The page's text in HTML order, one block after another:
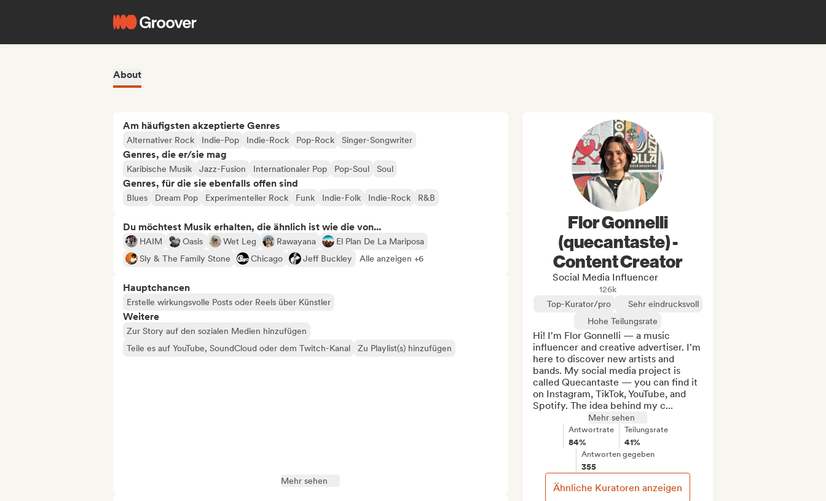
About
Am häufigsten akzeptierte Genres
Alternativer Rock Indie-Pop Indie-Rock Pop-Rock Singer-Songwriter
Genres, die er/sie mag
Karibische Musik Jazz-Fusion Internationaler Pop Pop-Soul Soul
Genres, für die sie ebenfalls offen sind
Blues Dream Pop Experimenteller Rock Funk Indie-Folk Indie-Rock R&B
Du möchtest Musik erhalten, die ähnlich ist wie die von...
HAIM Oasis Wet Leg Rawayana
El Plan De La Mariposa
Sly & The Family Stone
Chicago Jeff Buckley Alle anzeigen +6
Hauptchancen
Erstelle wirkungsvolle Posts oder Reels über Künstler
Weitere
Zur Story auf den sozialen Medien hinzufügen
Teile es auf YouTube, SoundCloud oder dem Twitch-Kanal
Zu Playlist(s) hinzufügen
Mehr sehen
Flor Gonnelli
(quecantaste) -
Content Creator
Social Media Influencer
126k
Top-Kurator/pro
Sehr eindrucksvoll
Hohe Teilungsrate
Hi! I'm Flor Gonnelli — a music
influencer and creative advertiser. I'm
here to discover new artists and
bands. My social media project is
called Quecantaste — you can find it
on Instagram, TikTok, YouTube, and
Spotify. The idea behind my c...
Mehr sehen
Antwortrate
84%
Teilungsrate
41%
Antworten gegeben
355
Ähnliche Kuratoren anzeigen